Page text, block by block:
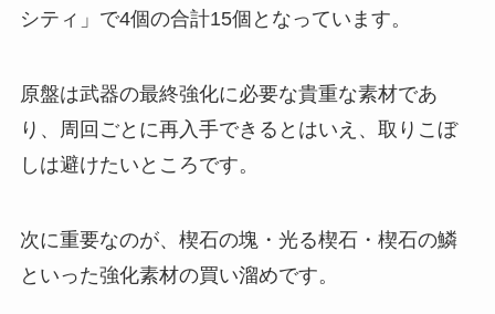
シティ」で4個の合計15個となっています。
原盤は武器の最終強化に必要な貴重な素材であ
り、周回ごとに再入手できるとはいえ、取りこぼ
しは避けたいところです。
次に重要なのが、楔石の塊・光る楔石・楔石の鱗
といった強化素材の買い溜めです。